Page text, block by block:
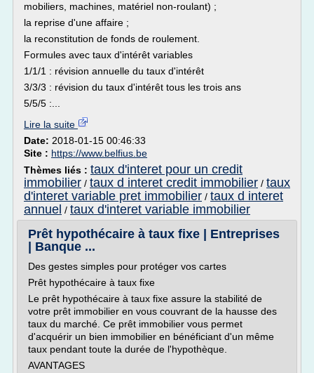
mobiliers, machines, matériel non-roulant) ;
la reprise d'une affaire ;
la reconstitution de fonds de roulement.
Formules avec taux d'intérêt variables
1/1/1 : révision annuelle du taux d'intérêt
3/3/3 : révision du taux d'intérêt tous les trois ans
5/5/5 :...
Lire la suite
Date: 2018-01-15 00:46:33
Site : https://www.belfius.be
Thèmes liés : taux d'interet pour un credit
immobilier / taux d interet credit immobilier / taux
d'interet variable pret immobilier / taux d interet
annuel / taux d'interet variable immobilier
Prêt hypothécaire à taux fixe | Entreprises
| Banque ...
Des gestes simples pour protéger vos cartes
Prêt hypothécaire à taux fixe
Le prêt hypothécaire à taux fixe assure la stabilité de
votre prêt immobilier en vous couvrant de la hausse des
taux du marché. Ce prêt immobilier vous permet
d'acquérir un bien immobilier en bénéficiant d'un même
taux pendant toute la durée de l'hypothèque.
AVANTAGES